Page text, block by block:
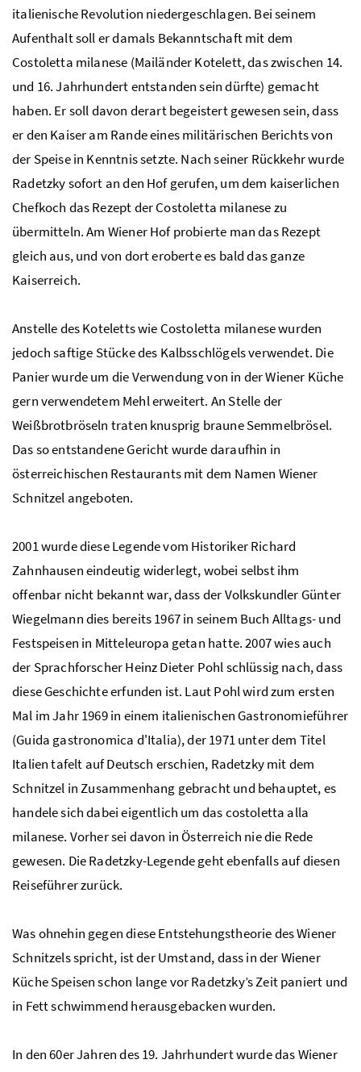
italienische Revolution niedergeschlagen. Bei seinem
Aufenthalt soll er damals Bekanntschaft mit dem
Costoletta milanese (Mailänder Kotelett, das zwischen 14.
und 16. Jahrhundert entstanden sein dürfte) gemacht
haben. Er soll davon derart begeistert gewesen sein, dass
er den Kaiser am Rande eines militärischen Berichts von
der Speise in Kenntnis setzte. Nach seiner Rückkehr wurde
Radetzky sofort an den Hof gerufen, um dem kaiserlichen
Chefkoch das Rezept der Costoletta milanese zu
übermitteln. Am Wiener Hof probierte man das Rezept
gleich aus, und von dort eroberte es bald das ganze
Kaiserreich.
Anstelle des Koteletts wie Costoletta milanese wurden
jedoch saftige Stücke des Kalbsschlögels verwendet. Die
Panier wurde um die Verwendung von in der Wiener Küche
gern verwendetem Mehl erweitert. An Stelle der
Weißbrotbröseln traten knusprig braune Semmelbrösel.
Das so entstandene Gericht wurde daraufhin in
österreichischen Restaurants mit dem Namen Wiener
Schnitzel angeboten.
2001 wurde diese Legende vom Historiker Richard
Zahnhausen eindeutig widerlegt, wobei selbst ihm
offenbar nicht bekannt war, dass der Volkskundler Günter
Wiegelmann dies bereits 1967 in seinem Buch Alltags- und
Festspeisen in Mitteleuropa getan hatte. 2007 wies auch
der Sprachforscher Heinz Dieter Pohl schlüssig nach, dass
diese Geschichte erfunden ist. Laut Pohl wird zum ersten
Mal im Jahr 1969 in einem italienischen Gastronomieführer
(Guida gastronomica d'Italia), der 1971 unter dem Titel
Italien tafelt auf Deutsch erschien, Radetzky mit dem
Schnitzel in Zusammenhang gebracht und behauptet, es
handele sich dabei eigentlich um das costoletta alla
milanese. Vorher sei davon in Österreich nie die Rede
gewesen. Die Radetzky-Legende geht ebenfalls auf diesen
Reiseführer zurück.
Was ohnehin gegen diese Entstehungstheorie des Wiener
Schnitzels spricht, ist der Umstand, dass in der Wiener
Küche Speisen schon lange vor Radetzky’s Zeit paniert und
in Fett schwimmend herausgebacken wurden.
In den 60er Jahren des 19. Jahrhundert wurde das Wiener